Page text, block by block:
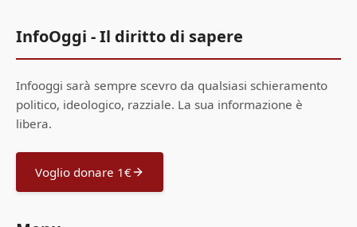
InfoOggi - Il diritto di sapere
Infooggi sarà sempre scevro da qualsiasi schieramento
politico, ideologico, razziale. La sua informazione è
libera.
Voglio donare 1€